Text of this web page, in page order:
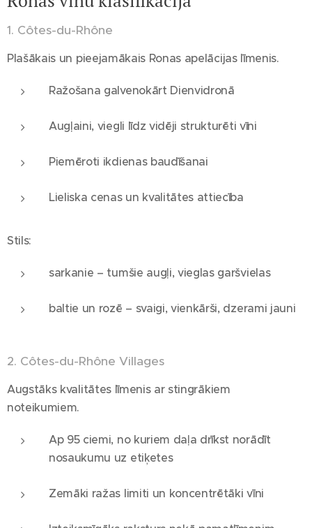
1. Côtes-du-Rhône
Plašākais un pieejamākais Ronas apelācijas līmenis.
Ražošana galvenokārt Dienvidronā
Augļaini, viegli līdz vidēji strukturēti vīni
Piemēroti ikdienas baudīšanai
Lieliska cenas un kvalitātes attiecība
Stils:
sarkanie – tumšie augļi, vieglas garšvielas
baltie un rozē – svaigi, vienkārši, dzerami jauni
2. Côtes-du-Rhône Villages
Augstāks kvalitātes līmenis ar stingrākiem
noteikumiem.
Ap 95 ciemi, no kuriem daļa drīkst norādīt
nosaukumu uz etiķetes
Zemāki ražas limiti un koncentrētāki vīni